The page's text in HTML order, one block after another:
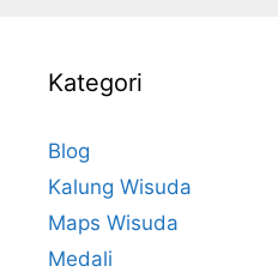
Kategori
Blog
Kalung Wisuda
Maps Wisuda
Medali